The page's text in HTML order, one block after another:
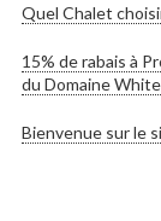
Quel Chalet
15% de rabais à
du Domaine
Bienvenue sur le